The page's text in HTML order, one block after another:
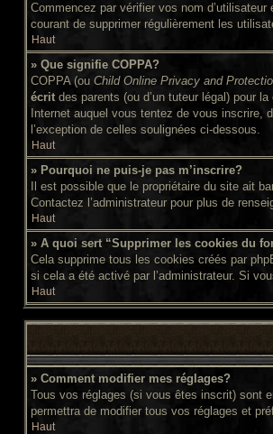
Commencez par vérifier vos nom
courant de supprimer régulièrement les
Haut
» Que signifie COPPA?
COPPA (ou Child Online Privacy and
écrit des parents (ou d’un tuteur légal) pour
Internet auquel vous tentez de vous inscrire,
l’exception de celles soulignées ci-dessous.
Haut
» Pourquoi ne puis-je pas m’inscrire?
Il est possible que le propriétaire du site ait
Contactez l’administrateur pour plus de
Haut
» A quoi sert “Supprimer les cookies du
Cela supprime tous les cookies créés par
si cela a été activé par l’administrateur. Si
Haut
» Comment modifier mes réglages?
Tous vos réglages (si vous êtes inscrit) sont
permettra de modifier tous vos réglages et
Haut